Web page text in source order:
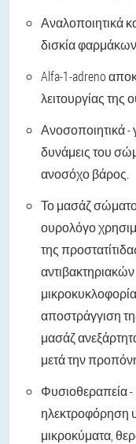
Αναλοποιητικά
δισκία
Alfa-1-adreno
λειτουργίας της
Ανοσοποιητικά -
δυνάμεις του
ανοσόχο βάρος.
Το μασάζ
ουρολόγο
της
αποστράγγιση
μασάζ
μετά την
Φυσιοθεραπεία
ηλεκτροφόρηση
μικροκύματα,